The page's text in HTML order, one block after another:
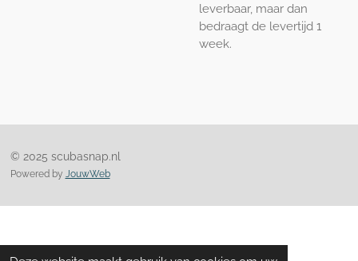
leverbaar, maar dan
bedraagt ​​de levertijd 1
week.
© 2025 scubasnap.nl
Powered by JouwWeb